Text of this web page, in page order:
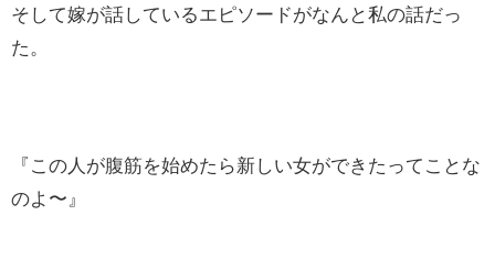
そして嫁が話しているエピソードがなんと私の話だっ
た。
『この人が腹筋を始めたら新しい女ができたってことな
のよ〜』